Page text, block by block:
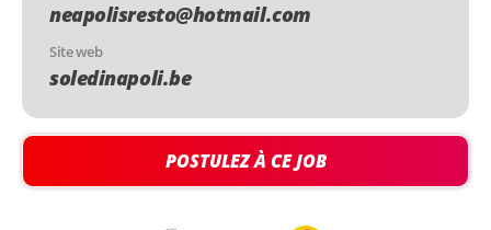
neapolisresto@hotmail.com
Site web
soledinapoli.be
POSTULEZ À CE JOB